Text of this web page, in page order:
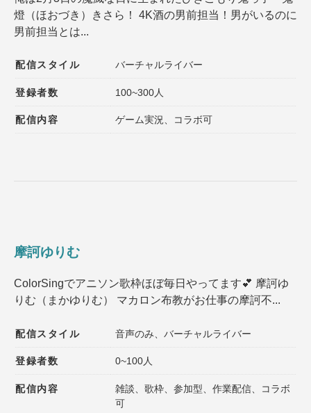
登録者数 同接数
燈（ほおづき）きさら！ 4K酒の男前担当！男がいるのに
男前担当とは...
配信スタイル バーチャルライバー
登録者数 100~300人
配信内容 ゲーム実況、コラボ可
摩訶ゆりむ
ColorSingでアニソン歌枠ほぼ毎日やってます💕 摩訶ゆ
りむ（まかゆりむ） マカロン布教がお仕事の摩訶不...
配信スタイル 音声のみ、バーチャルライバー
登録者数 0~100人
配信内容
雑談、歌枠、参加型、作業配信、コラボ
可